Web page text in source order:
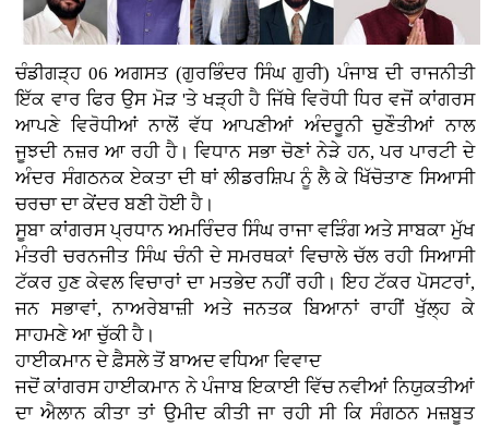
ਚੰਡੀਗੜ੍ਹ 06 ਅਗਸਤ (ਗੁਰਭਿੰਦਰ ਸਿੰਘ ਗੁਰੀ)ਪੰਜਾਬ ਦੀ ਰਾਜਨੀਤੀ
ਇੱਕ ਵਾਰ ਫਿਰ ਉਸ ਮੋੜ 'ਤੇ ਖੜ੍ਹੀ ਹੈ ਜਿੱਥੇ ਵਿਰੋਧੀ ਧਿਰ ਵਜੋਂ ਕਾਂਗਰਸ
ਆਪਣੇ ਵਿਰੋਧੀਆਂ ਨਾਲੋਂ ਵੱਧ ਆਪਣੀਆਂ ਅੰਦਰੂਨੀ ਚੁਣੌਤੀਆਂ ਨਾਲ
ਜੂਝਦੀ ਨਜ਼ਰ ਆ ਰਹੀ ਹੈ। ਵਿਧਾਨ ਸਭਾ ਚੋਣਾਂ ਨੇੜੇ ਹਨ, ਪਰ ਪਾਰਟੀ ਦੇ
ਅੰਦਰ ਸੰਗਠਨਕ ਏਕਤਾ ਦੀ ਥਾਂ ਲੀਡਰਸ਼ਿਪ ਨੂੰ ਲੈ ਕੇ ਖਿੱਚੋਤਾਣ ਸਿਆਸੀ
ਚਰਚਾ ਦਾ ਕੇਂਦਰ ਬਣੀ ਹੋਈ ਹੈ।
ਸੂਬਾ ਕਾਂਗਰਸ ਪ੍ਰਧਾਨ ਅਮਰਿੰਦਰ ਸਿੰਘ ਰਾਜਾ ਵੜਿੰਗ ਅਤੇ ਸਾਬਕਾ ਮੁੱਖ
ਮੰਤਰੀ ਚਰਨਜੀਤ ਸਿੰਘ ਚੰਨੀ ਦੇ ਸਮਰਥਕਾਂ ਵਿਚਾਲੇ ਚੱਲ ਰਹੀ ਸਿਆਸੀ
ਟੱਕਰ ਹੁਣ ਕੇਵਲ ਵਿਚਾਰਾਂ ਦਾ ਮਤਭੇਦ ਨਹੀਂ ਰਹੀ। ਇਹ ਟੱਕਰ ਪੋਸਟਰਾਂ,
ਜਨ ਸਭਾਵਾਂ, ਨਾਅਰੇਬਾਜ਼ੀ ਅਤੇ ਜਨਤਕ ਬਿਆਨਾਂ ਰਾਹੀਂ ਖੁੱਲ੍ਹ ਕੇ
ਸਾਹਮਣੇ ਆ ਚੁੱਕੀ ਹੈ।
ਹਾਈਕਮਾਨ ਦੇ ਫ਼ੈਸਲੇ ਤੋਂ ਬਾਅਦ ਵਧਿਆ ਵਿਵਾਦ
ਜਦੋਂ ਕਾਂਗਰਸ ਹਾਈਕਮਾਨ ਨੇ ਪੰਜਾਬ ਇਕਾਈ ਵਿੱਚ ਨਵੀਆਂ ਨਿਯੁਕਤੀਆਂ
ਦਾ ਐਲਾਨ ਕੀਤਾ ਤਾਂ ਉਮੀਦ ਕੀਤੀ ਜਾ ਰਹੀ ਸੀ ਕਿ ਸੰਗਠਨ ਮਜ਼ਬੂਤ